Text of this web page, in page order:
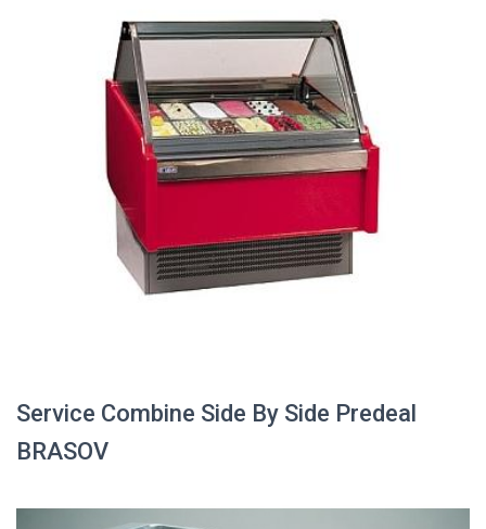
Service Combine Side By Side Predeal
BRASOV